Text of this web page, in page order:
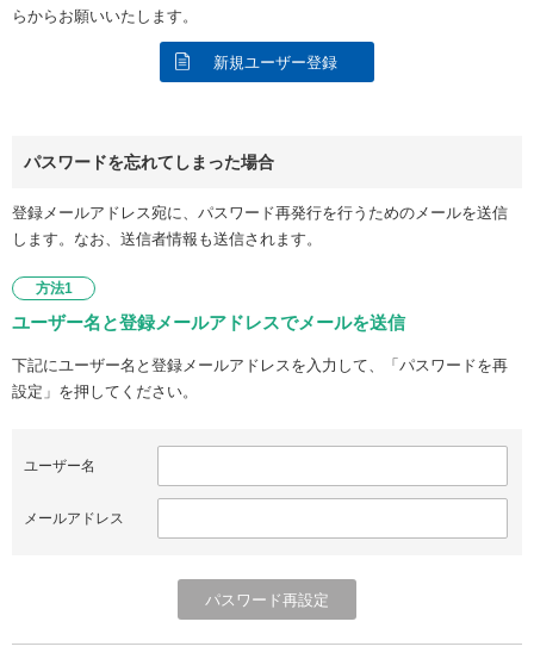
らからお願いいたします。
新規ユーザー登録
パスワードを忘れてしまった場合
登録メールアドレス宛に、パスワード再発行を行うためのメールを送信
します。なお、送信者情報も送信されます。
方法1
ユーザー名と登録メールアドレスでメールを送信
下記にユーザー名と登録メールアドレスを入力して、「パスワードを再
設定」を押してください。
ユーザー名
メールアドレス